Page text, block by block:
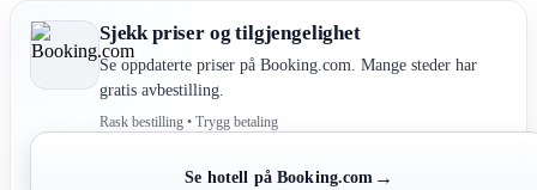
Sjekk priser og tilgjengelighet
Se oppdaterte priser på Booking.com. Mange steder har
gratis avbestilling.
Rask bestilling • Trygg betaling
Se hotell på Booking.com →